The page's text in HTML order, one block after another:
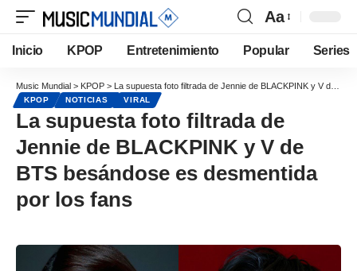
Aa
Inicio KPOP Entretenimiento Popular Series
Music Mundial > KPOP > La supuesta foto filtrada de Jennie de BLACKPINK y V de BTS besándose es desmentida por los fans
KPOP NOTICIAS VIRAL
La supuesta foto filtrada de
Jennie de BLACKPINK y V de
BTS besándose es desmentida
por los fans